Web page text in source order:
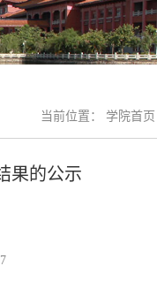
当前位置： 学院首页
果的公示